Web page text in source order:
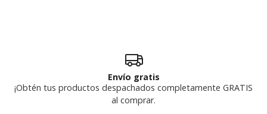
Envío gratis
¡Obtén tus productos despachados completamente GRATIS
al comprar.